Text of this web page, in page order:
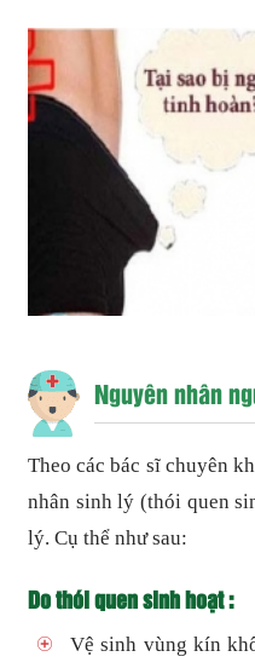
Nguyên nhân
Theo các bác sĩ chuyên
nhân sinh lý (thói quen
lý. Cụ thể như sau:
Do thói quen sinh hoạt :
Vệ sinh vùng kín